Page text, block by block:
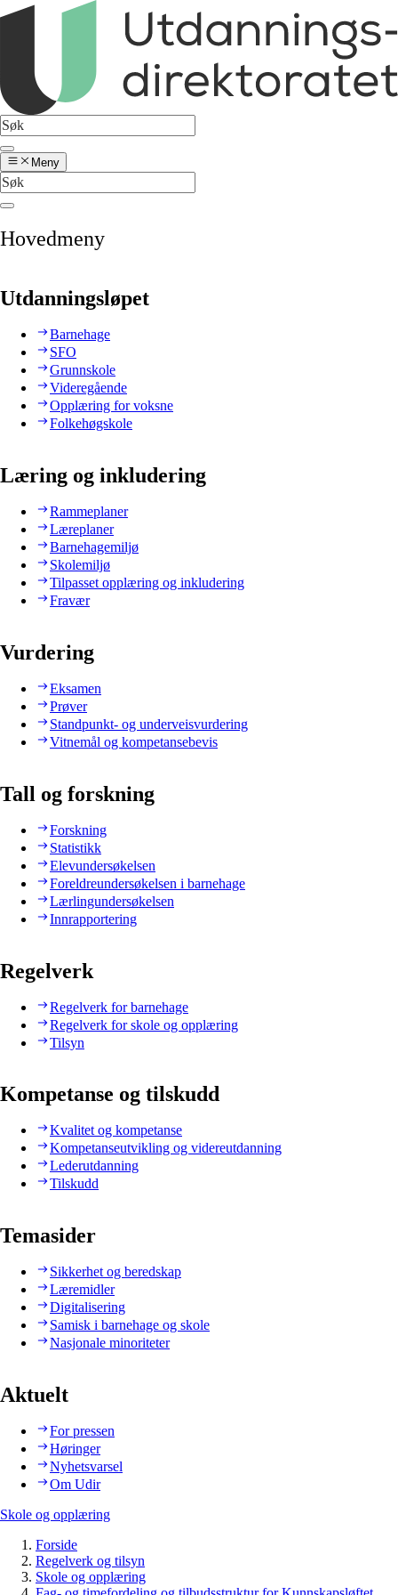
Meny
Hovedmeny
Utdanningsløpet
Barnehage
SFO
Grunnskole
Videregående
Opplæring for voksne
Folkehøgskole
Læring og inkludering
Rammeplaner
Læreplaner
Barnehagemiljø
Skolemiljø
Tilpasset opplæring og inkludering
Fravær
Vurdering
Eksamen
Prøver
Standpunkt- og underveisvurdering
Vitnemål og kompetansebevis
Tall og forskning
Forskning
Statistikk
Elevundersøkelsen
Foreldreundersøkelsen i barnehage
Lærlingundersøkelsen
Innrapportering
Regelverk
Regelverk for barnehage
Regelverk for skole og opplæring
Tilsyn
Kompetanse og tilskudd
Kvalitet og kompetanse
Kompetanseutvikling og videreutdanning
Lederutdanning
Tilskudd
Temasider
Sikkerhet og beredskap
Læremidler
Digitalisering
Samisk i barnehage og skole
Nasjonale minoriteter
Aktuelt
For pressen
Høringer
Nyhetsvarsel
Om Udir
Skole og opplæring
Forside
Regelverk og tilsyn
Skole og opplæring